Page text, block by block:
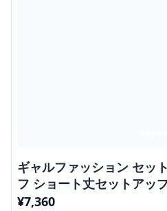
ギャルファッション セッ
フ ショート丈セットアッ
¥7,360